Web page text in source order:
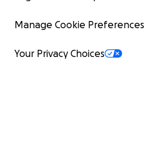
Manage Cookie Preferences
Your Privacy Choices